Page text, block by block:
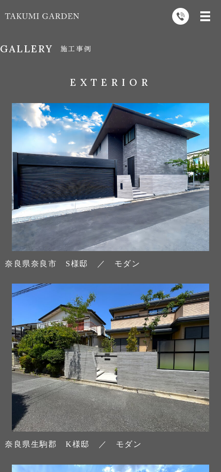
GALLERY 施工事例
EXTERIOR
奈良県奈良市 S様邸 ／ モダン
奈良県生駒郡 K様邸 ／ モダン